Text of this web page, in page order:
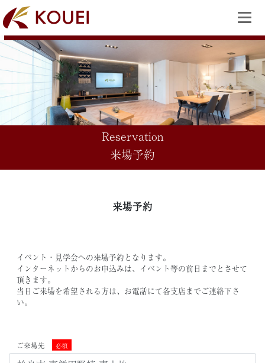
Reservation
来場予約
来場予約
イベント・見学会への来場予約となります。
インターネットからのお申込みは、イベント等の前日までとさせて
頂きます。
当日ご来場を希望される方は、お電話にて各支店までご連絡下さ
い。
ご来場先 必須